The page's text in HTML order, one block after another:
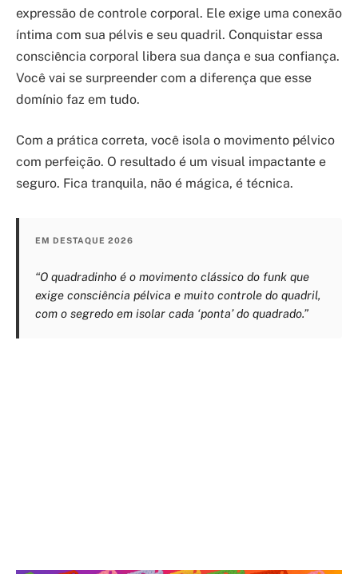
expressão de controle corporal. Ele exige uma conexão
íntima com sua pélvis e seu quadril. Conquistar essa
consciência corporal libera sua dança e sua confiança.
Você vai se surpreender com a diferença que esse
domínio faz em tudo.
Com a prática correta, você isola o movimento pélvico
com perfeição. O resultado é um visual impactante e
seguro. Fica tranquila, não é mágica, é técnica.
EM DESTAQUE 2026
“O quadradinho é o movimento clássico do funk que
exige consciência pélvica e muito controle do quadril,
com o segredo em isolar cada ‘ponta’ do quadrado.”